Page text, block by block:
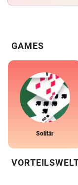
GAMES
Solitär